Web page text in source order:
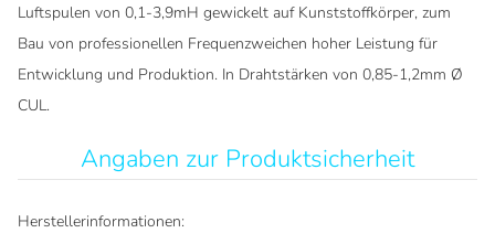
Luftspulen von 0,1-3,9mH gewickelt auf Kunststoffkörper, zum
Bau von professionellen Frequenzweichen hoher Leistung für
Entwicklung und Produktion. In Drahtstärken von 0,85-1,2mm Ø
CUL.
Angaben zur Produktsicherheit
Herstellerinformationen: